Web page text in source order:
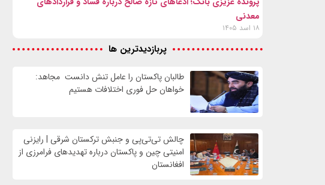
معدنی
۱۸ اسد ۱۴۰۵
پربازدیدترین ها
طالبان پاکستان را عامل تنش دانست مجاهد:
خواهان حل فوری اختلافات هستیم
چالش تی‌تی‌پی و جنبش ترکستان شرقی | رایزنی
امنیتی چین و پاکستان درباره تهدیدهای فرامرزی از
افغانستان